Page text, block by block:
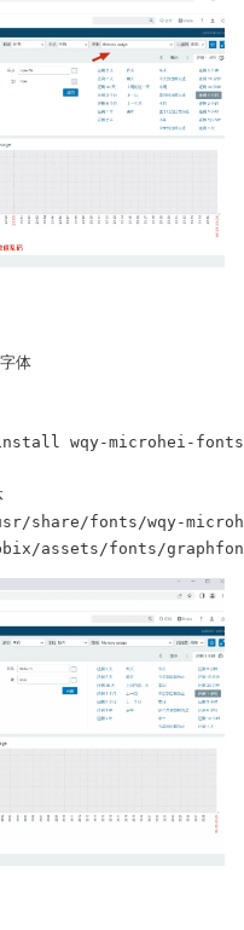
体
install wqy-microhei-
usr/share/fonts/wqy-
assets/fonts/